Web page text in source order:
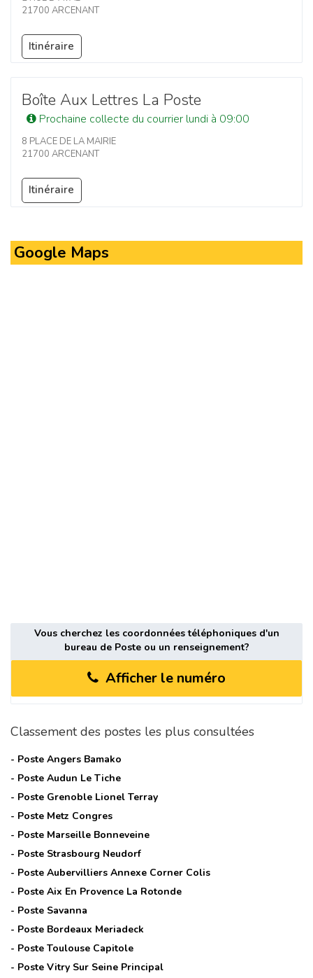
21700 ARCENANT
Itinéraire
Boîte Aux Lettres La Poste
Prochaine collecte du courrier lundi à 09:00
8 PLACE DE LA MAIRIE
21700 ARCENANT
Itinéraire
Google Maps
Vous cherchez les coordonnées téléphoniques d'un
bureau de Poste ou un renseignement?
Afficher le numéro
Classement des postes les plus consultées
- Poste Angers Bamako
- Poste Audun Le Tiche
- Poste Grenoble Lionel Terray
- Poste Metz Congres
- Poste Marseille Bonneveine
- Poste Strasbourg Neudorf
- Poste Aubervilliers Annexe Corner Colis
- Poste Aix En Provence La Rotonde
- Poste Savanna
- Poste Bordeaux Meriadeck
- Poste Toulouse Capitole
- Poste Vitry Sur Seine Principal